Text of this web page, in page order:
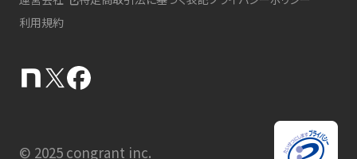
利用規約
© 2025 congrant inc.